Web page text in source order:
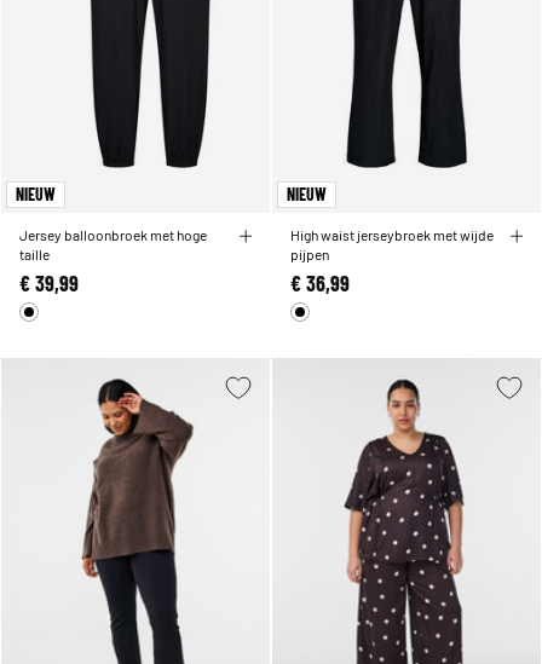
NIEUW
Jersey balloonbroek met hoge
taille
€ 39,99
NIEUW
High waist jerseybroek met wijde
pijpen
€ 36,99